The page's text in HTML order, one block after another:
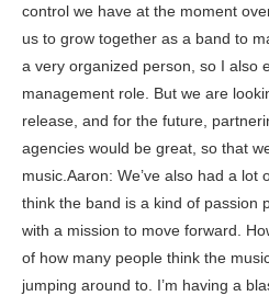
control we have at the moment
us to grow together as a band to
a very organized person, so I also
management role. But we are
release, and for the future,
agencies would be great, so that
music.Aaron: We’ve also had a lot
think the band is a kind of passion
with a mission to move forward.
of how many people think the
jumping around to. I’m having a